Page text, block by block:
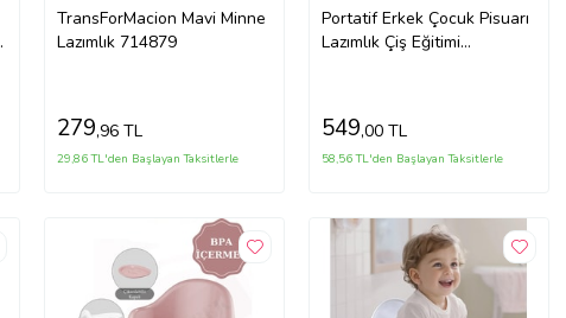
TransForMacion Mavi Minne
Lazımlık 714879
279,96 TL
29,86 TL'den Başlayan Taksitlerle
Portatif Erkek Çocuk Pisuarı
Lazımlık Çiş Eğitimi
549,00 TL
58,56 TL'den Başlayan Taksitlerle